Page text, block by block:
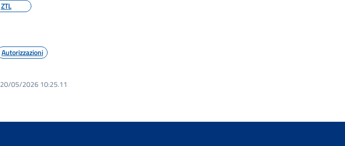
ZTL
Autorizzazioni
20/05/2026 10:25.11